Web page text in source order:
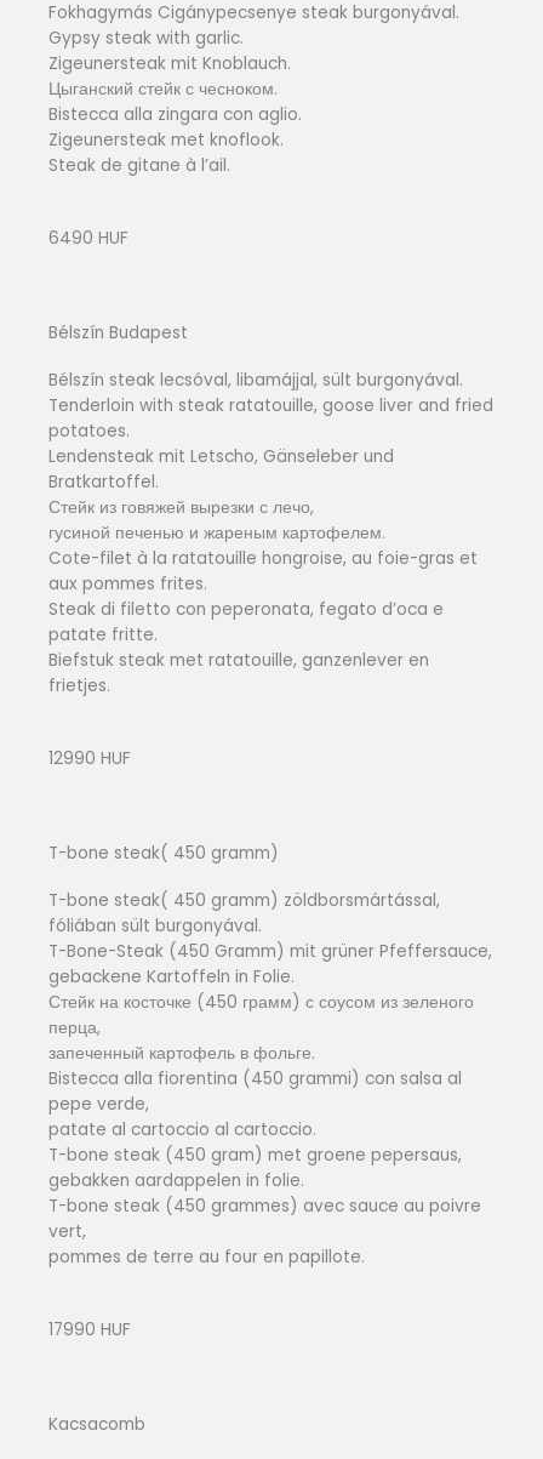
Fokhagymás Cigánypecsenye steak burgonyával.
Gypsy steak with garlic.
Zigeunersteak mit Knoblauch.
Цыганский стейк с чесноком.
Bistecca alla zingara con aglio.
Zigeunersteak met knoflook.
Steak de gitane à l’ail.
6490 HUF
Bélszín Budapest
Bélszín steak lecsóval, libamájjal, sült burgonyával.
Tenderloin with steak ratatouille, goose liver and fried
potatoes.
Lendensteak mit Letscho, Gänseleber und
Bratkartoffel.
Стейк из говяжей вырезки с лечо,
гусиной печенью и жареным картофелем.
Cote-filet à la ratatouille hongroise, au foie-gras et
aux pommes frites.
Steak di filetto con peperonata, fegato d’oca e
patate fritte.
Biefstuk steak met ratatouille, ganzenlever en
frietjes.
12990 HUF
T-bone steak( 450 gramm)
T-bone steak( 450 gramm) zöldborsmártással,
fóliában sült burgonyával.
T-Bone-Steak (450 Gramm) mit grüner Pfeffersauce,
gebackene Kartoffeln in Folie.
Стейк на косточке (450 грамм) с соусом из зеленого
перца,
запеченный картофель в фольге.
Bistecca alla fiorentina (450 grammi) con salsa al
pepe verde,
patate al cartoccio al cartoccio.
T-bone steak (450 gram) met groene pepersaus,
gebakken aardappelen in folie.
T-bone steak (450 grammes) avec sauce au poivre
vert,
pommes de terre au four en papillote.
17990 HUF
Kacsacomb